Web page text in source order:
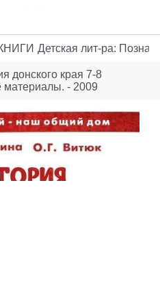
Детская лит-ра:
донского края 7-8
материалы. - 2009